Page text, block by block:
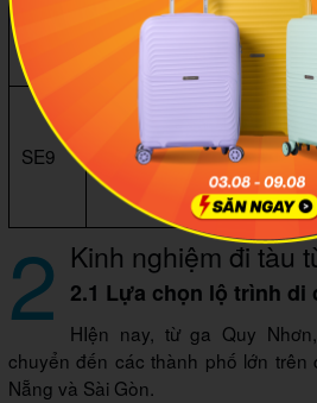
khoang 4
SE9
21:30 -
09:30
Ngồi mềm
Giường
khoang 4
2 Kinh nghiệm đi tàu
2.1 Lựa chọn lộ trình di
HIện nay, từ ga Quy
chuyển đến các thành phố lớn
Nẵng và Sài Gòn.